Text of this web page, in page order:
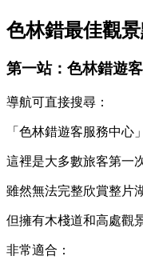
色林錯最佳觀
第一站：色林錯遊
導航可直接搜尋：
「色林錯遊客服務中心」
這裡是大多數旅客第一
雖然無法完整欣賞整片
但擁有木棧道和高處觀
非常適合：